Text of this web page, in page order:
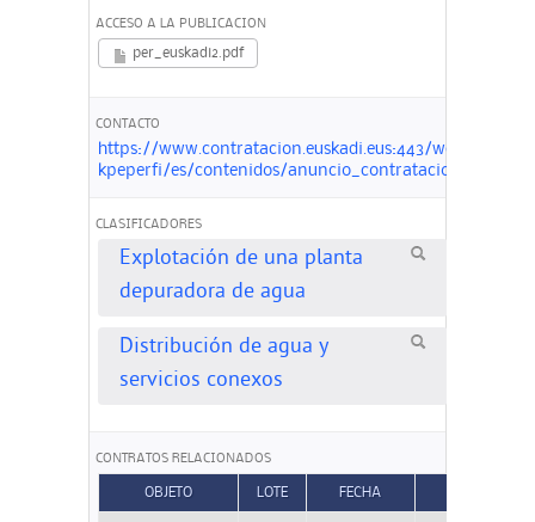
ACCESO A LA PUBLICACION
per_euskadi2.pdf
CONTACTO
https://www.contratacion.euskadi.eus:443/webkpe00-
kpeperfi/es/contenidos/anuncio_contratacion/
CLASIFICADORES
Explotación de una planta
depuradora de agua
Distribución de agua y
servicios conexos
CONTRATOS RELACIONADOS
OBJETO LOTE FECHA